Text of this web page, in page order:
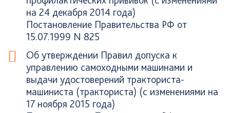
на 24 декабря 2014 года)
Постановление Правительства РФ от
15.07.1999 N 825
Об утверждении Правил допуска к
управлению самоходными машинами и
выдачи удостоверений тракториста-
машиниста (тракториста) (с изменениями на
17 ноября 2015 года)